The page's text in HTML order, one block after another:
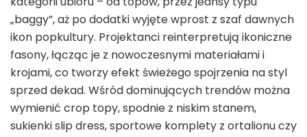
„baggy”, aż po dodatki wyjęte wprost z szaf dawnych
ikon popkultury. Projektanci reinterpretują ikoniczne
fasony, łącząc je z nowoczesnymi materiałami i
krojami, co tworzy efekt świeżego spojrzenia na styl
sprzed dekad. Wśród dominujących trendów można
wymienić crop topy, spodnie z niskim stanem,
sukienki slip dress, sportowe komplety z ortalionu czy